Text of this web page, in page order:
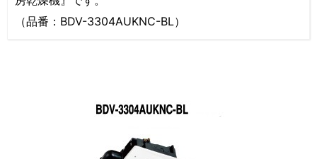
（品番：BDV-3304AUKNC-BL）